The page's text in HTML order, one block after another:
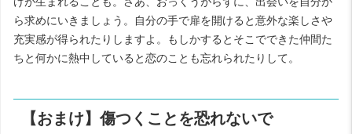
ら求めにいきましょう。自分の手で扉を開けると意外な楽しさや
充実感が得られたりしますよ。もしかするとそこでできた仲間た
ちと何かに熱中していると恋のことも忘れられたりして。
【おまけ】傷つくことを恐れないで